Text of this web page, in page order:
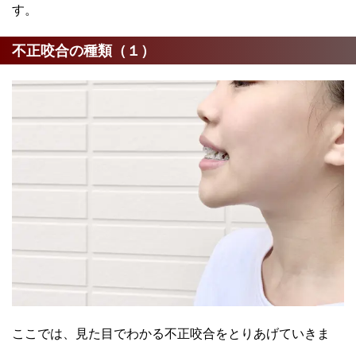
す。
不正咬合の種類（１）
ここでは、見た目でわかる不正咬合をとりあげていきま